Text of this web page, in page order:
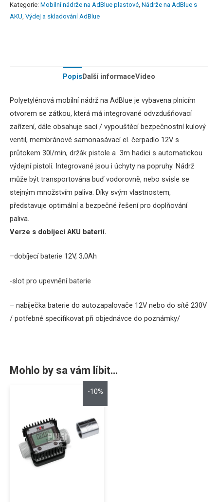
Kategorie: Mobilní nádrže na AdBlue plastové, Nádrže na AdBlue s
AKU, Výdej a skladování AdBlue
PopisDalší informaceVideo
Polyetylénová mobilní nádrž na AdBlue je vybavena plnicím
otvorem se zátkou, která má integrované odvzdušňovací
zařízení, dále obsahuje sací / vypouštěcí bezpečnostní kulový
ventil, membránové samonasávací el. čerpadlo 12V s
průtokem 30l/min, držák pistole a 3m hadici s automatickou
výdejní pistolí. Integrované jsou i úchyty na popruhy. Nádrž
může být transportována buď vodorovně, nebo svisle se
stejným množstvím paliva. Díky svým vlastnostem,
představuje optimální a bezpečné řešení pro doplňování
paliva.
Verze s dobíjecí AKU baterií.
–dobíjecí baterie 12V, 3,0Ah
-slot pro upevnění baterie
– nabíječka baterie do autozapalovače 12V nebo do sítě 230V
/ potřebné specifikovat při objednávce do poznámky/
Mohlo by sa vám líbit…
-10%